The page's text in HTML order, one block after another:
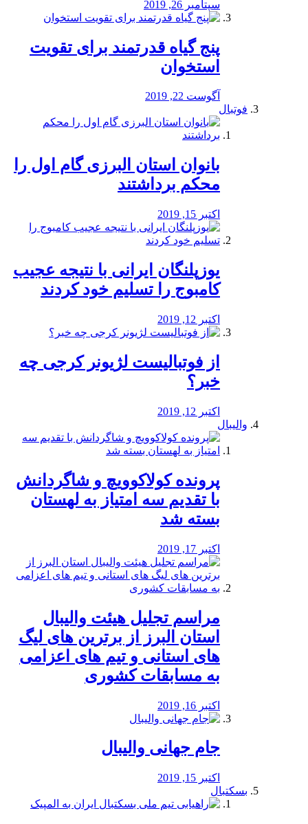
سپتامبر 26, 2019
پنج گیاه قدرتمند برای تقویت
استخوان
آگوست 22, 2019
فوتبال
بانوان استان البرزی گام اول را
محكم برداشتند
اکتبر 15, 2019
یوزپلنگان ایرانی با نتیجه عجیب
کامبوج را تسلیم خود کردند
اکتبر 12, 2019
از فوتبالیست لژیونر کرجی چه
خبر؟
اکتبر 12, 2019
والیبال
پرونده کولاکوویچ و شاگردانش
با تقدیم سه امتیاز به لهستان
بسته شد
اکتبر 17, 2019
مراسم تجلیل هیئت والیبال
استان البرز از برترین های لیگ
های استانی و تیم های اعزامی
به مسابقات کشوری
اکتبر 16, 2019
جام جهانی والیبال
اکتبر 15, 2019
بسکتبال